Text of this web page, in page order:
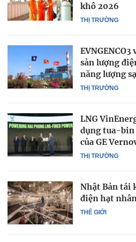
THỊ TRƯỜNG
khô 2026
THỊ TRƯỜNG
EVNGENCO3
sản lượng
năng lượng
THỊ TRƯỜNG
LNG
dụng tua-bin
của GE
THẾ GIỚI
Nhật Bản tái
điện hạt